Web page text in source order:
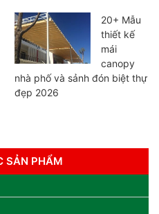
20+ Mẫu
thiết kế
mái
canopy
nhà phố và sảnh đón biệt thự
đẹp 2026
SẢN PHẨM